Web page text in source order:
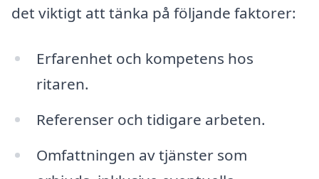
det viktigt att tänka på följande faktorer:
Erfarenhet och kompetens hos
ritaren.
Referenser och tidigare arbeten.
Omfattningen av tjänster som